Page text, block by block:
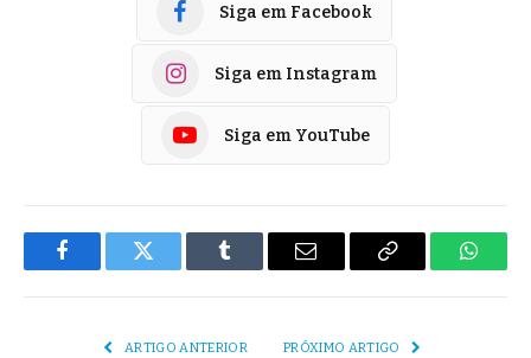
Siga em Facebook
Siga em Instagram
Siga em YouTube
FacebookTwitter Tumblr
E-
Copiar
ARTIGO ANTERIOR PRÓXIMO ARTIGO